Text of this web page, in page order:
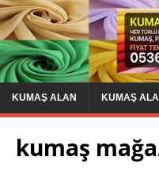
KUMAŞ ALAN KUMAŞ
kumaş